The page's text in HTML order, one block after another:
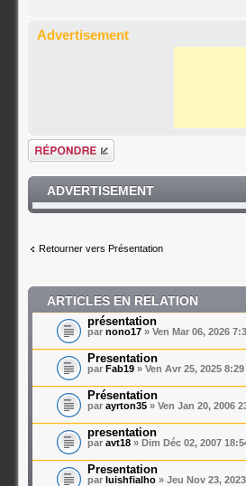
Advertisement
Répondre
ADVERTISEMENT
Retourner vers Présentation
ARTICLES EN RELATION
présentation
parnono17 » Ven Mar 06, 2026
Presentation
parFab19 » Ven Avr 25, 2025 8:29
Présentation
parayrton35 » Ven Jan 20, 2006
presentation
paravt18 » Dim Déc 02, 2007
Presentation
parluishfialho » Jeu Nov 23,